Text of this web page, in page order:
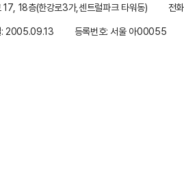
18층(한강로3가,센트럴파크 타워동)
전
: 2005.09.13 등록번호: 서울 아00055